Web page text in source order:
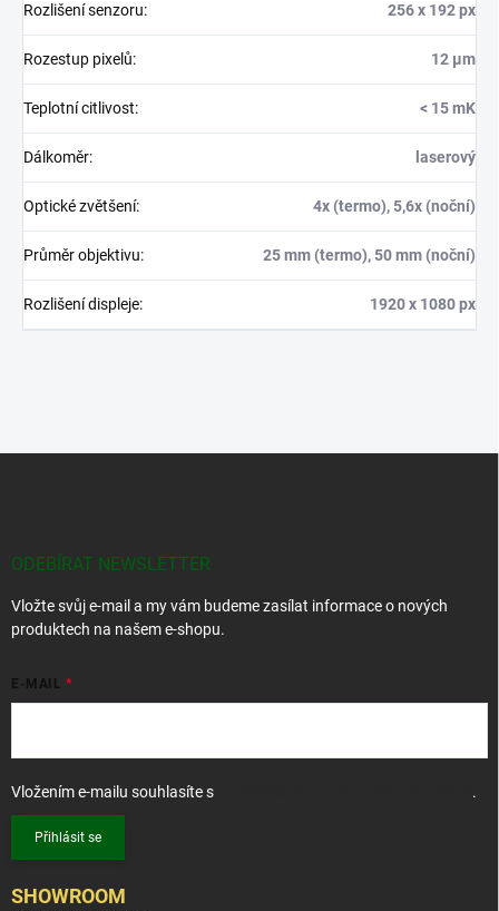
Rozlišení senzoru: 256 x 192 px
Rozestup pixelů: 12 µm
Teplotní citlivost: < 15 mK
Dálkoměr: laserový
Optické zvětšení: 4x (termo), 5,6x (noční)
Průměr objektivu: 25 mm (termo), 50 mm (noční)
Rozlišení displeje: 1920 x 1080 px
ODEBÍRAT NEWSLETTER
Vložte svůj e-mail a my vám budeme zasílat informace o nových
produktech na našem e-shopu.
E-MAIL
Vložením e-mailu souhlasíte s .
Přihlásit se
SHOWROOM